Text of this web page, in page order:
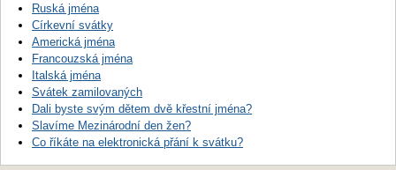
Ruská jména
Církevní svátky
Americká jména
Francouzská jména
Italská jména
Svátek zamilovaných
Dali byste svým dětem dvě křestní jména?
Slavíme Mezinárodní den žen?
Co říkáte na elektronická přání k svátku?